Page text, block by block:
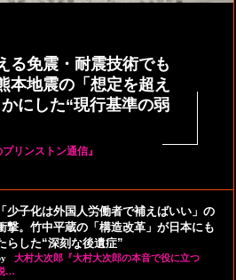
る免震・耐震技術でも
本地震の「想定を超え
にした“現行基準の弱
リンストン通信』
「少子化は外国人労働者で補えばいい」の
撃。竹中平蔵の「構造改革」が日本にも
らした“深刻な後遺症”
大村大次郎『大村大次郎の本音で役に立つ
…